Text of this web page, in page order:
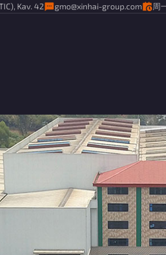
Kav. 42 gmo@xinhai-group.com 周